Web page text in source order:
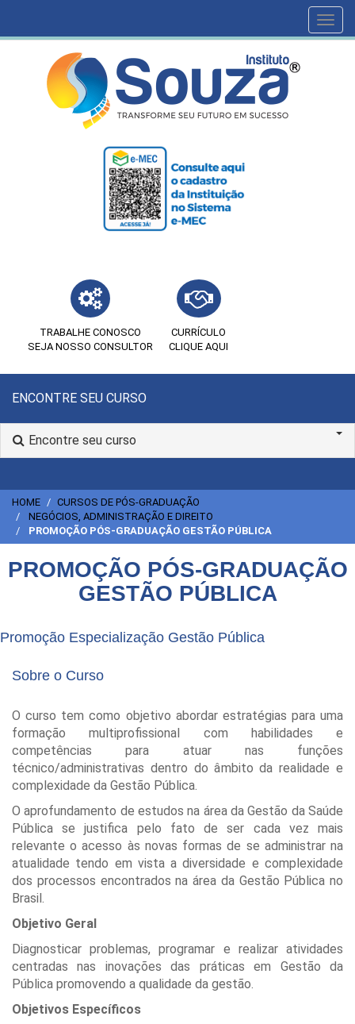
TRABALHE CONOSCO
SEJA NOSSO CONSULTOR
CURRÍCULO
CLIQUE AQUI
ENCONTRE SEU CURSO
Encontre seu curso
HOME
CURSOS DE PÓS-GRADUAÇÃO
NEGÓCIOS, ADMINISTRAÇÃO E DIREITO
PROMOÇÃO PÓS-GRADUAÇÃO GESTÃO PÚBLICA
PROMOÇÃO PÓS-GRADUAÇÃO
GESTÃO PÚBLICA
Promoção Especialização Gestão Pública
Sobre o Curso
O curso tem como objetivo abordar estratégias para uma
formação multiprofissional com habilidades e
competências para atuar nas funções
técnico/administrativas dentro do âmbito da realidade e
complexidade da Gestão Pública.
O aprofundamento de estudos na área da Gestão da Saúde
Pública se justifica pelo fato de ser cada vez mais
relevante o acesso às novas formas de se administrar na
atualidade tendo em vista a diversidade e complexidade
dos processos encontrados na área da Gestão Pública no
Brasil.
Objetivo Geral
Diagnosticar problemas, programar e realizar atividades
centradas nas inovações das práticas em Gestão da
Pública promovendo a qualidade da gestão.
Objetivos Específicos